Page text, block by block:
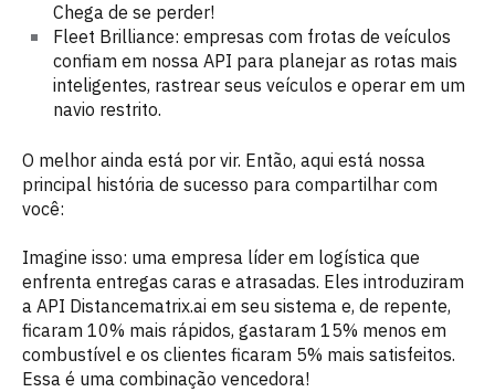
Chega de se perder!
Fleet Brilliance: empresas com frotas de veículos
confiam em nossa API para planejar as rotas mais
inteligentes, rastrear seus veículos e operar em um
navio restrito.
O melhor ainda está por vir. Então, aqui está nossa
principal história de sucesso para compartilhar com
você:
Imagine isso: uma empresa líder em logística que
enfrenta entregas caras e atrasadas. Eles introduziram
a API Distancematrix.ai em seu sistema e, de repente,
ficaram 10% mais rápidos, gastaram 15% menos em
combustível e os clientes ficaram 5% mais satisfeitos.
Essa é uma combinação vencedora!